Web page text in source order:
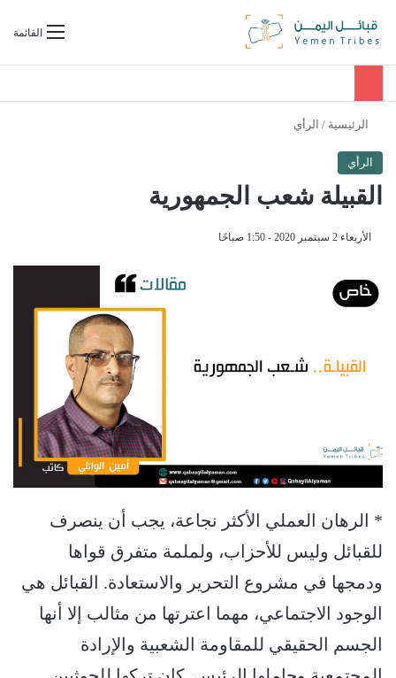
القائمةبحث عن
الرئيسية / الرأي
الرأي
القبيلة شعب الجمهورية
الأربعاء 2 سبتمبر 2020 - 1:50 صباحًا
* الرهان العملي الأكثر نجاعة، يجب أن ينصرف
للقبائل وليس للأحزاب، ولملمة متفرق قواها
ودمجها في مشروع التحرير والاستعادة. القبائل هي
الوجود الاجتماعي، مهما اعترتها من مثالب إلا أنها
الجسم الحقيقي للمقاومة الشعبية والإرادة